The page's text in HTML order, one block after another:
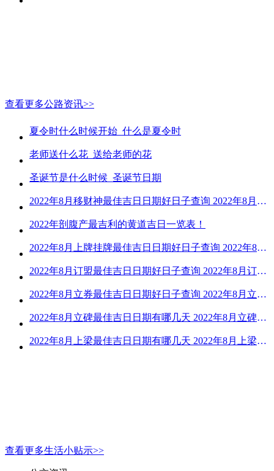
查看更多公路资讯>>
夏令时什么时候开始_什么是夏令时
老师送什么花_送给老师的花
圣诞节是什么时候_圣诞节日期
2022年8月移财神最佳吉日日期好日子查询 2022年8月移财神吉日一览
2022年剖腹产最吉利的黄道吉日一览表！
2022年8月上牌挂牌最佳吉日日期好日子查询 2022年8月上牌吉日精选
2022年8月订盟最佳吉日日期好日子查询 2022年8月订盟黄道吉日一览
2022年8月立券最佳吉日日期好日子查询 2022年8月立券的黄道吉日一览
2022年8月立碑最佳吉日日期有哪几天 2022年8月立碑吉日查询
2022年8月上梁最佳吉日日期有哪几天 2022年8月上梁的黄道吉日
查看更多生活小贴示>>